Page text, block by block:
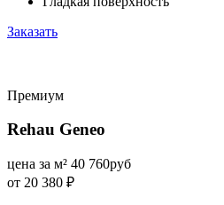
Заказать
Премиум
Rehau Geneo
цена за м² 40 760руб
от 20 380 ₽